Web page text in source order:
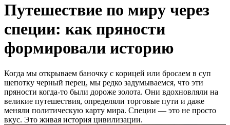
Путешествие по миру через
специи: как пряности
формировали историю
Когда мы открываем баночку с корицей или бросаем в суп
щепотку черный перец, мы редко задумываемся, что эти
пряности когда-то были дороже золота. Они вдохновляли на
великие путешествия, определяли торговые пути и даже
меняли политическую карту мира. Специи — это не просто
вкус. Это живая история цивилизации.